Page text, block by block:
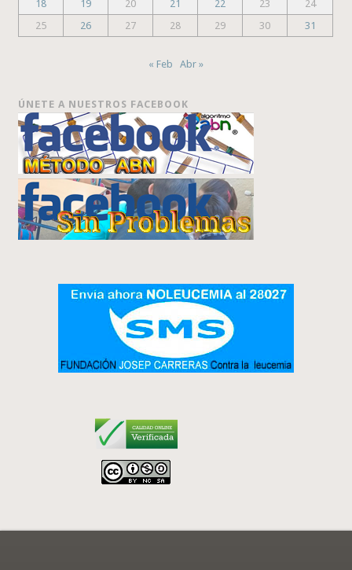
18
19 20 21 22 23
24
25
26 27 28 29 30 31
« Feb Abr »
ÚNETE A NUESTROS FACEBOOK